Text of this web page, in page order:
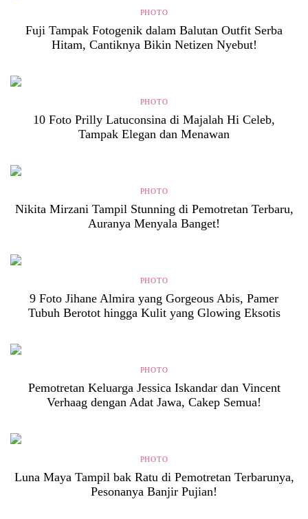
PHOTO
Fuji Tampak Fotogenik dalam Balutan Outfit Serba
Hitam, Cantiknya Bikin Netizen Nyebut!
PHOTO
10 Foto Prilly Latuconsina di Majalah Hi Celeb,
Tampak Elegan dan Menawan
PHOTO
Nikita Mirzani Tampil Stunning di Pemotretan Terbaru,
Auranya Menyala Banget!
PHOTO
9 Foto Jihane Almira yang Gorgeous Abis, Pamer
Tubuh Berotot hingga Kulit yang Glowing Eksotis
PHOTO
Pemotretan Keluarga Jessica Iskandar dan Vincent
Verhaag dengan Adat Jawa, Cakep Semua!
PHOTO
Luna Maya Tampil bak Ratu di Pemotretan Terbarunya,
Pesonanya Banjir Pujian!